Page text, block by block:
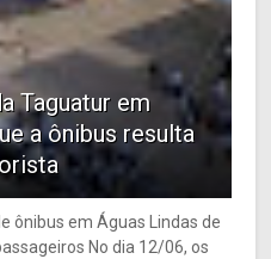
Taguatur em
a ônibus resulta
ônibus em Águas Lindas de
No dia 12/06, os